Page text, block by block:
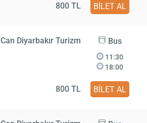
800 TL BİLET AL
Can Diyarbakır Turizm Bus
11:30
18:00
800 TL BİLET AL